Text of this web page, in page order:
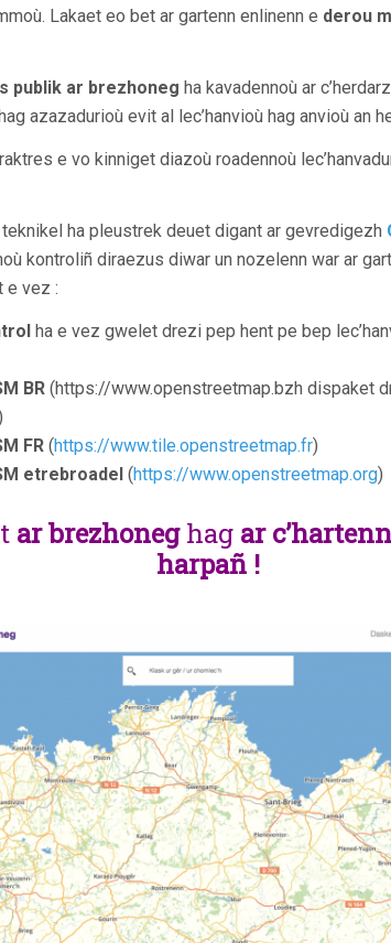
Lakaet eo bet ar gartenn enlinenn e derou
publik ar brezhoneg ha kavadennoù ar
azazadurioù evit al lec’hanvioù hag anvioù an
e vo kinniget diazoù roadennoù
ha pleustrek deuet digant ar gevredigezh
kontroliñ diraezus diwar un nozelenn war ar
e vez :
ha e vez gwelet drezi pep hent pe bep
BR (https://www.openstreetmap.bzh dispaket
FR (https://www.tile.openstreetmap.fr)
etrebroadel (https://www.openstreetmap.org)
ar brezhoneghag ar
harpañ !